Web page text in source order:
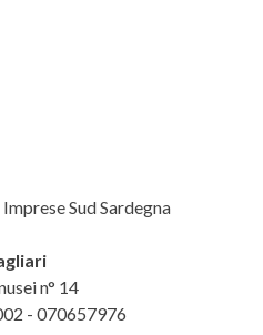
n° 14
- 070657976